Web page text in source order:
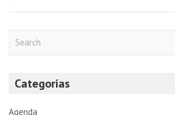
Categorías
Agenda